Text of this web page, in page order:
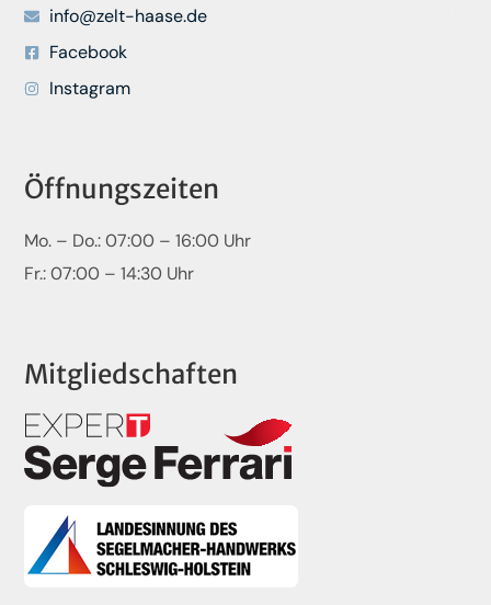
info@zelt-haase.de
Facebook
Instagram
Öffnungszeiten
Mo. – Do.: 07:00 – 16:00 Uhr
Fr.: 07:00 – 14:30 Uhr
Mitgliedschaften